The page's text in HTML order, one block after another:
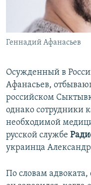
ПОБЕДИТЕЛЕЙ НЕ СУДЯТ?
КРЫМ.НЕПОКОРЕННЫЙ
ELIFBE
ПРИСОЕДИНЯЙТЕСЬ!
Все сайты RFE/RL
Геннадий Афанасьев
Осужденный в
Афанасьев,
российском
однако сотрудники
необходимой
русской службе
украинца
По словам